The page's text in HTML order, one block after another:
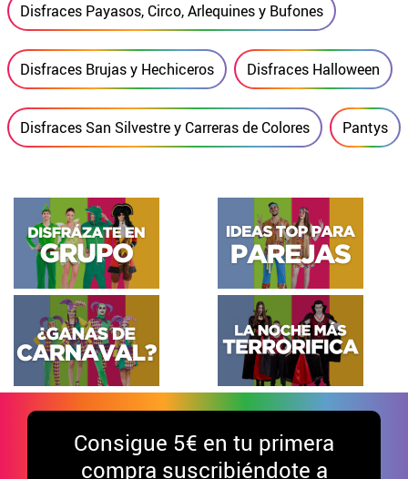
Disfraces Payasos, Circo, Arlequines y Bufones
Disfraces Brujas y Hechiceros Disfraces Halloween
Disfraces San Silvestre y Carreras de Colores Pantys
Consigue 5€ en tu primera
compra suscribiéndote a